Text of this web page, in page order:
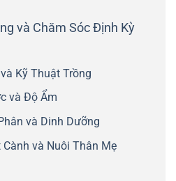
và Chăm Sóc Định Kỳ
Kỹ Thuật Trồng
và Độ Ẩm
và Dinh Dưỡng
Cành và Nuôi Thân Mẹ